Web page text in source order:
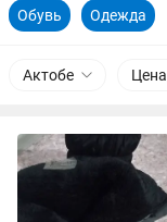
Обувь Одежда
Актобе Цена